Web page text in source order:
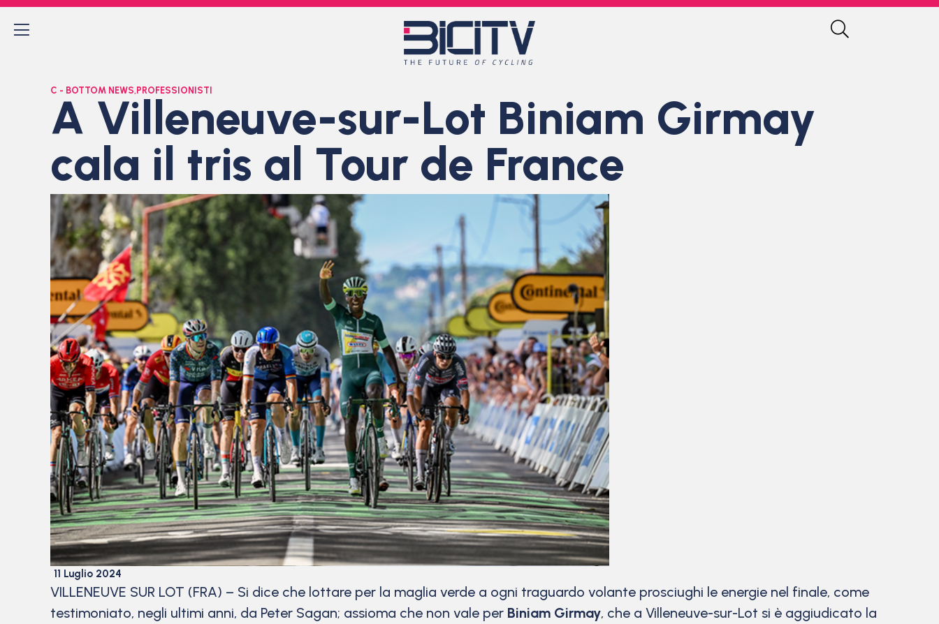
C - BOTTOM NEWS, PROFESSIONISTI
A Villeneuve-sur-Lot Biniam Girmay
cala il tris al Tour de France
11 Luglio 2024
VILLENEUVE SUR LOT (FRA) – Si dice che lottare per la maglia verde a ogni traguardo volante prosciughi le energie nel finale, come
testimoniato, negli ultimi anni, da Peter Sagan; assioma che non vale per Biniam Girmay, che a Villeneuve-sur-Lot si è aggiudicato la